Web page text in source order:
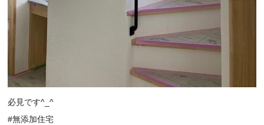
必見です^_^
#無添加住宅